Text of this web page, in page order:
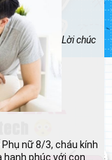
Lời chúc
nữ 8/3, cháu kính
hạnh phúc với con